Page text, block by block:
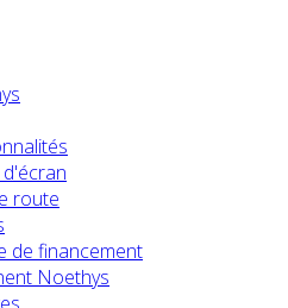
route
de financement
Noethys